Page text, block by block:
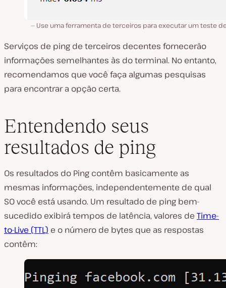
Use uma ferramenta de terceiros para executar um teste
Serviços de ping de terceiros decentes fornecerão
informações semelhantes às do terminal. No entanto,
recomendamos que você faça algumas pesquisas
para encontrar a opção certa.
Entendendo seus
resultados de ping
Os resultados do Ping contêm basicamente as
mesmas informações, independentemente de qual
SO você está usando. Um resultado de ping bem-
sucedido exibirá tempos de latência, valores de Time-
to-Live (TTL) e o número de bytes que as respostas
contêm: